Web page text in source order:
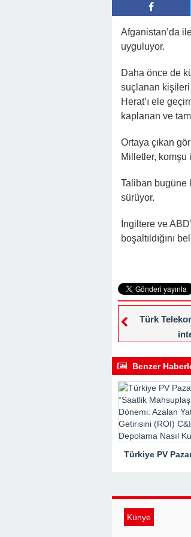
22:16 -
Afganistan’da
uyguluyor.
Daha önce de
suçlanan kişileri
Herat’ı ele
kaplanan ve
Ortaya çıkan
Milletler, komşu
Taliban bugüne
sürüyor.
İngiltere ve
boşaltıldığını
Türk
Benzer
Künye